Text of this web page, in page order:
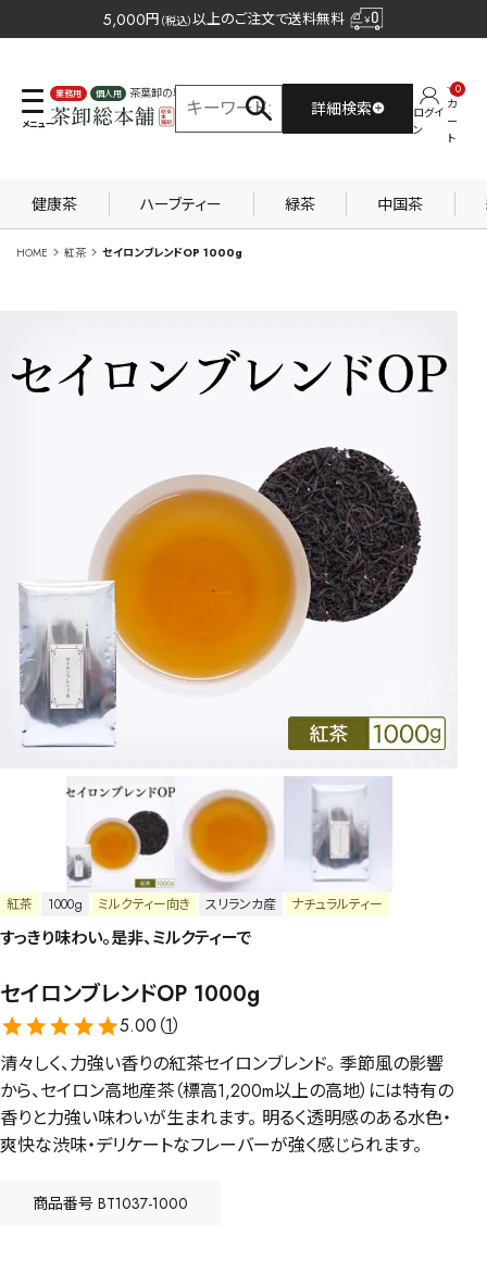
5,000円 （税込）以上のご注文で送料無料
業務用 個人用
茶葉卸の専門サイト
詳細検索
ログイ
ン
カ
ー
ト
0
健康茶 ハーブティー 緑茶 中国茶
HOME 紅茶 セイロンブレンドOP 1000g
紅茶 1000g ミルクティー向き スリランカ産 ナチュラルティー
すっきり味わい。是非、ミルクティーで
セイロンブレンドOP 1000g
5.00（1）
清々しく、力強い香りの紅茶セイロンブレンド。 季節風の影響
から、セイロン高地産茶（標高1,200m以上の高地）には特有の
香りと力強い味わいが生まれます。 明るく透明感のある水色・
爽快な渋味・デリケートなフレーバーが強く感じられます。
商品番号 BT1037-1000